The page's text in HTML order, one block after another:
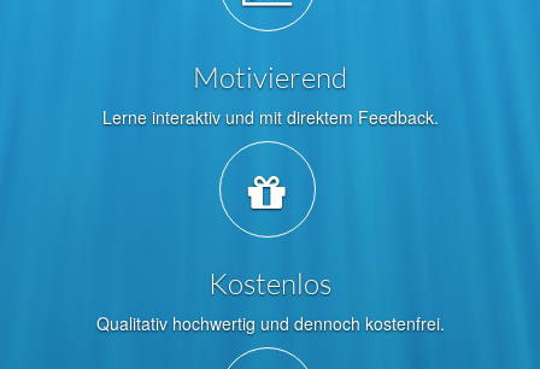
Motivierend
Lerne interaktiv und mit direktem Feedback.
Kostenlos
Qualitativ hochwertig und dennoch kostenfrei.